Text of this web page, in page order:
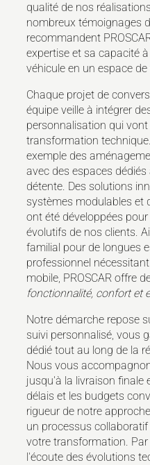
qualité de nos
nombreux témoignages
recommandent
expertise et sa capacité
véhicule en un espace
Chaque projet de
équipe veille à intégrer
personnalisation qui
transformation
exemple des
avec des espaces
détente. Des solutions
systèmes modulables et
ont été développées
évolutifs de nos clients.
familial pour de longues
professionnel
mobile, PROSCAR offre
fonctionnalité, confort et
Notre démarche repose
suivi personnalisé, vous
dédié tout au long de la
Nous vous
jusqu'à la livraison finale
délais et les budgets
rigueur de notre
un processus
votre transformation.
l'écoute des évolutions